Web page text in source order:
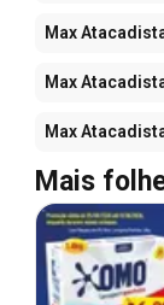
Max
Max
Max
Mais